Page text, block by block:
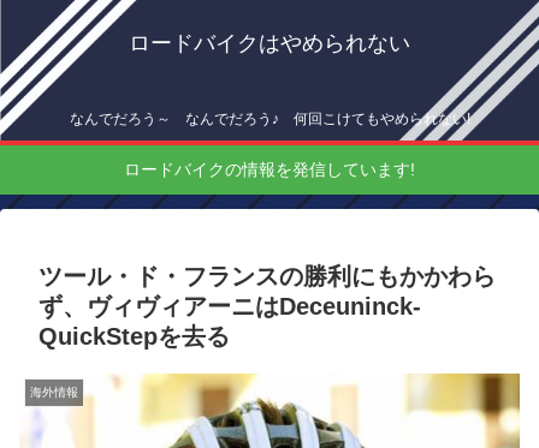
ロードバイクはやめられない
なんでだろう～ なんでだろう♪ 何回こけてもやめられない!
ロードバイクの情報を発信しています!
ツール・ド・フランスの勝利にもかかわら
ず、ヴィヴィアーニはDeceuninck-
QuickStepを去る
海外情報